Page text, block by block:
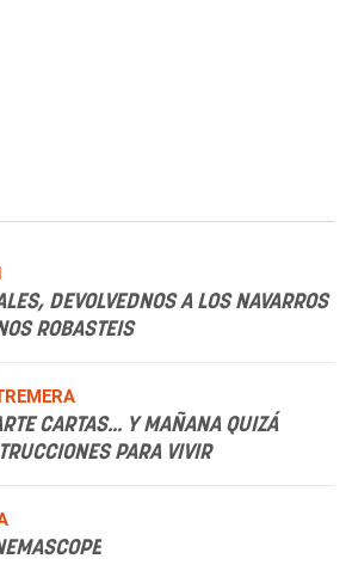
DEVOLVEDNOS A LOS NAVARROS
ROBASTEIS
CARTAS... Y MAÑANA QUIZÁ
PARA VIVIR